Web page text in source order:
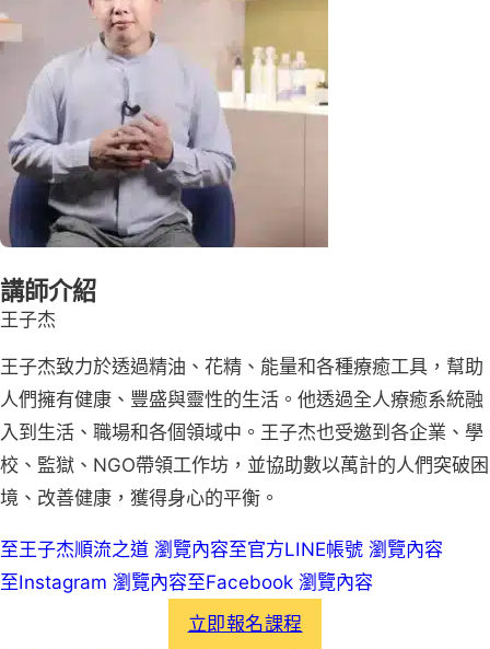
講師介紹
王子杰
王子杰致力於透過精油、花精、能量和各種療癒工具，幫助
人們擁有健康、豐盛與靈性的生活。他透過全人療癒系統融
入到生活、職場和各個領域中。王子杰也受邀到各企業、學
校、監獄、NGO帶領工作坊，並協助數以萬計的人們突破困
境、改善健康，獲得身心的平衡。
至王子杰順流之道 瀏覽內容至官方LINE帳號 瀏覽內容
至Instagram 瀏覽內容至Facebook 瀏覽內容
立即報名課程